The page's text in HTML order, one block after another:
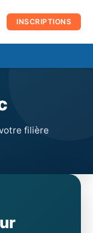
INSCRIPTIONS
filière